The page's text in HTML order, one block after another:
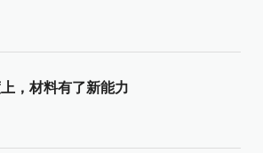
，材料有了新能力